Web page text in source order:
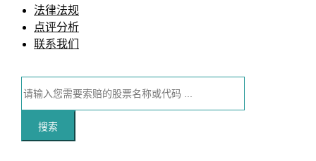
法律法规
点评分析
联系我们
搜索